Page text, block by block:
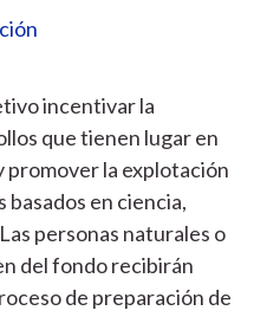
incentivar la
que tienen lugar en
promover la explotación
basados en ciencia,
personas naturales o
del fondo recibirán
de preparación de